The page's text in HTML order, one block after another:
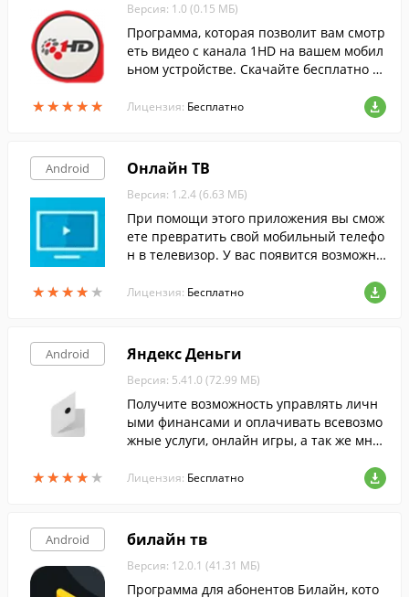
★★★★★
★★★★★
Версия: 1.0 (0.15 МБ)
Программа, которая позволит вам смотр
еть видео с канала 1HD на вашем мобил
ьном устройстве. Скачайте бесплатно с
Лицензия: Бесплатно
Android
★★★★ ★
★★★★ ★
Онлайн ТВ
Версия: 1.2.4 (6.63 МБ)
При помощи этого приложения вы смож
ете превратить свой мобильный телефо
н в телевизор. У вас появится возможно
сийских, турецких и азербайджанских ка
Лицензия: Бесплатно
Android
★★★★ ★
★★★★ ★
Яндекс Деньги
Версия: 5.41.0 (72.99 МБ)
Получите возможность управлять личн
ыми финансами и оплачивать всевозмо
жные услуги, онлайн игры, а так же мног
Лицензия: Бесплатно
Android билайн тв
Версия: 12.0.1 (41.31 МБ)
Программа для абонентов Билайн, кото